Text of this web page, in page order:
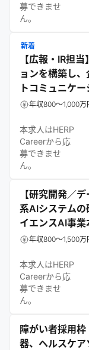
募できませ
ん。
新着
【広報・IR担
ョンを構築し
トコミュニケー
年収800～1,000万
本求人はHERP
Careerから応
募できませ
ん。
【研究開発／
系AIシステムの
イエンスAI事業
年収800～1,500万
本求人はHERP
Careerから応
募できませ
ん。
障がい者採用
器、ヘルスケ